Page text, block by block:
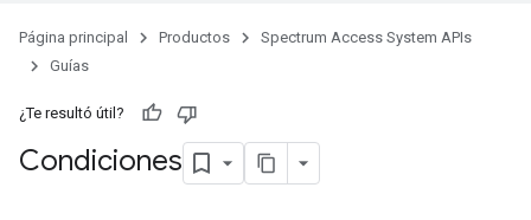
Página principal Productos
Spectrum Access System APIs
Guías
¿Te resultó útil?
Condiciones